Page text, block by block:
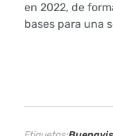
B
n
en 2022, de
bases para una